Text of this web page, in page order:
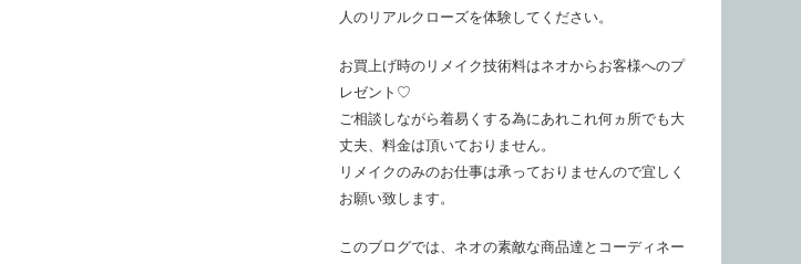
人のリアルクローズを体験してください。
お買上げ時のリメイク技術料はネオからお客様へのプ
レゼント♡
ご相談しながら着易くする為にあれこれ何ヵ所でも大
丈夫、料金は頂いておりません。
リメイクのみのお仕事は承っておりませんので宜しく
お願い致します。
このブログでは、ネオの素敵な商品達とコーディネー